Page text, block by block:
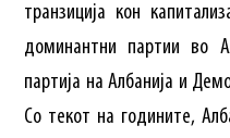
транзиција кон
доминантни партии во
партија на Албанија и
Со текот на годините,